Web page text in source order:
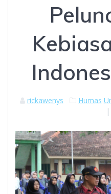
rickawenys Humas
|